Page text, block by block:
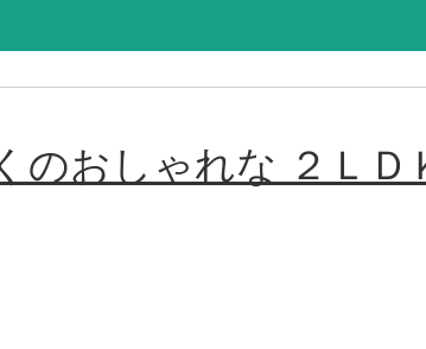
のおしゃれな ２ＬＤ